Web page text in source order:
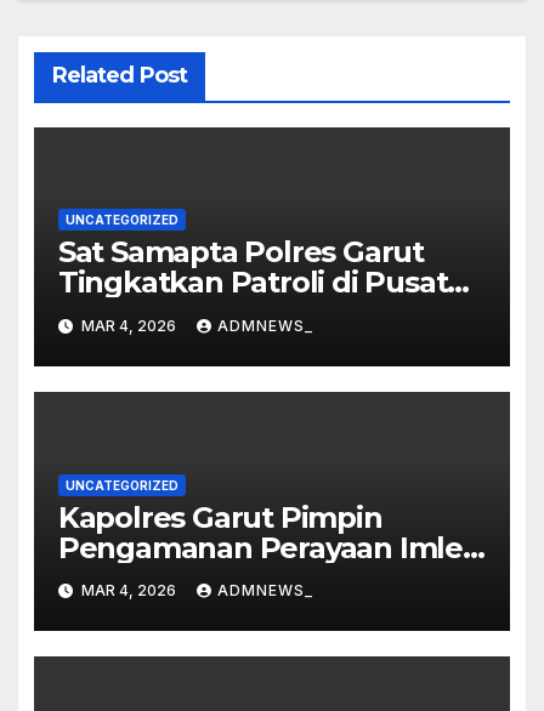
Related Post
UNCATEGORIZED
Sat Samapta Polres Garut
Tingkatkan Patroli di Pusat
Perbelanjaan
MAR 4, 2026 ADMNEWS_
UNCATEGORIZED
Kapolres Garut Pimpin
Pengamanan Perayaan Imlek
dan Malam Cap Go Meh
2577/2026 di Vihara Dharma
Loka
MAR 4, 2026 ADMNEWS_